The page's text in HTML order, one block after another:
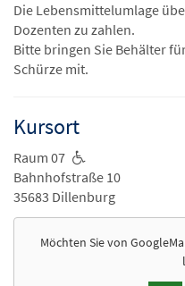
Die Lebensmittelumlage
Dozenten zu zahlen.
Bitte bringen Sie Behälter
Schürze mit.
Kursort
Raum 07
Bahnhofstraße 10
35683 Dillenburg
Möchten Sie von